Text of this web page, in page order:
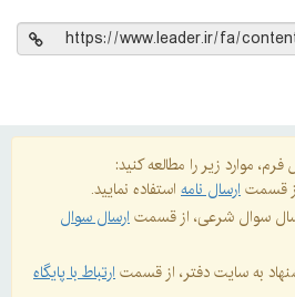
موارد زیر را مطالعه کنید:
قسمتارسال نامه استفاده نمایید.
سوال شرعی، از قسمتارسال سوال
به سایت دفتر، از قسمتارتباط با پایگاه